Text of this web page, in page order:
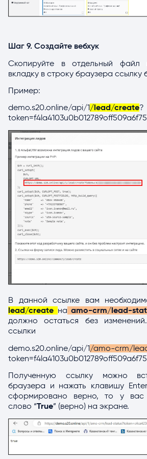
Шаг 9. Создайте вебхук
Скопируйте в отдельный файл
вкладку в строку браузера ссылку
Пример:
demo.s20.online/api/1/lead/create?
В данной ссылке вам
lead/create на amo-crm/lead-
должно остаться без
ссылки
demo.s20.online/api/1 /amo-crm/
Полученную ссылку можно
браузера и нажать клавишу
сформировано верно, то у вас
слово “True” (верно) на экране.